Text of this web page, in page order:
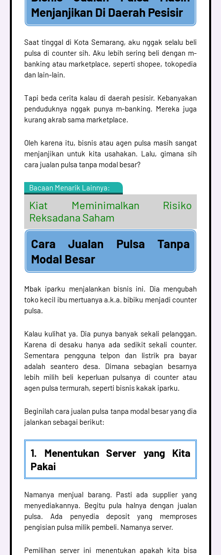
Menjanjikan Di Daerah Pesisir
Saat tinggal di Kota Semarang, aku nggak selalu beli
pulsa di counter sih. Aku lebih sering beli dengan m-
banking atau marketplace, seperti shopee, tokopedia
dan lain-lain.
Tapi beda cerita kalau di daerah pesisir. Kebanyakan
penduduknya nggak punya m-banking. Mereka juga
kurang akrab sama marketplace.
Oleh karena itu, bisnis atau agen pulsa masih sangat
menjanjikan untuk kita usahakan. Lalu, gimana sih
cara jualan pulsa tanpa modal besar?
Bacaan Menarik Lainnya:
Kiat Meminimalkan Risiko
Reksadana Saham
Cara Jualan Pulsa Tanpa
Modal Besar
Mbak iparku menjalankan bisnis ini. Dia mengubah
toko kecil ibu mertuanya a.k.a. bibiku menjadi counter
pulsa.
Kalau kulihat ya. Dia punya banyak sekali pelanggan.
Karena di desaku hanya ada sedikit sekali counter.
Sementara pengguna telpon dan listrik pra bayar
adalah seantero desa. Dimana sebagian besarnya
lebih milih beli keperluan pulsanya di counter atau
agen pulsa termurah, seperti bisnis kakak iparku.
Beginilah cara jualan pulsa tanpa modal besar yang dia
jalankan sebagai berikut:
1. Menentukan Server yang Kita
Pakai
Namanya menjual barang. Pasti ada supplier yang
menyediakannya. Begitu pula halnya dengan jualan
pulsa. Ada penyedia deposit yang memproses
pengisian pulsa milik pembeli. Namanya server.
Pemilihan server ini menentukan apakah kita bisa